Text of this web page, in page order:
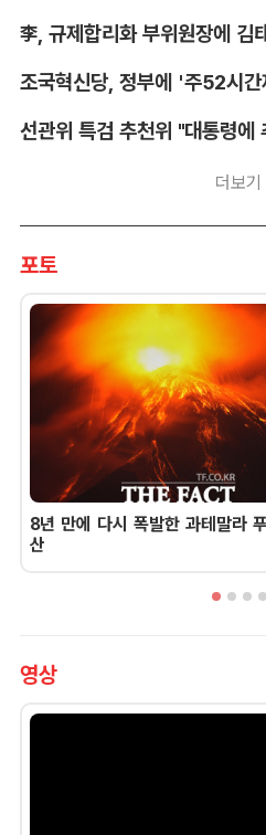
더보
포토
8년 만에 다시 폭발한 과테말라
산
영상